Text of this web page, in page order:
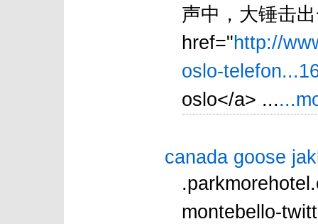
声中，大锤击
href="http://
oslo-
oslo</a> ...
canada goose
montebello-